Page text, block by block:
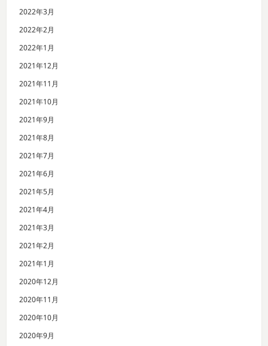
2022年3月
2022年2月
2022年1月
2021年12月
2021年11月
2021年10月
2021年9月
2021年8月
2021年7月
2021年6月
2021年5月
2021年4月
2021年3月
2021年2月
2021年1月
2020年12月
2020年11月
2020年10月
2020年9月